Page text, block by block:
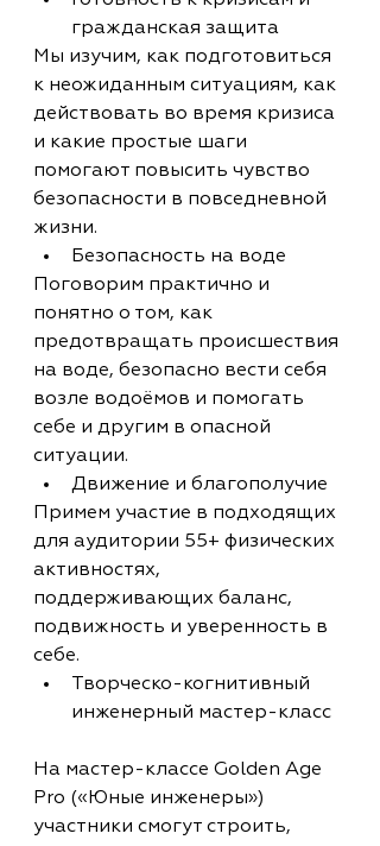
гражданская защита
Мы изучим, как подготовиться
к неожиданным ситуациям, как
действовать во время кризиса
и какие простые шаги
помогают повысить чувство
безопасности в повседневной
жизни.
Безопасность на воде
Поговорим практично и
понятно о том, как
предотвращать происшествия
на воде, безопасно вести себя
возле водоёмов и помогать
себе и другим в опасной
ситуации.
Движение и благополучие
Примем участие в подходящих
для аудитории 55+ физических
активностях,
поддерживающих баланс,
подвижность и уверенность в
себе.
Творческо-когнитивный
инженерный мастер-класс
На мастер-классе Golden Age
Pro («Юные инженеры»)
участники смогут строить,